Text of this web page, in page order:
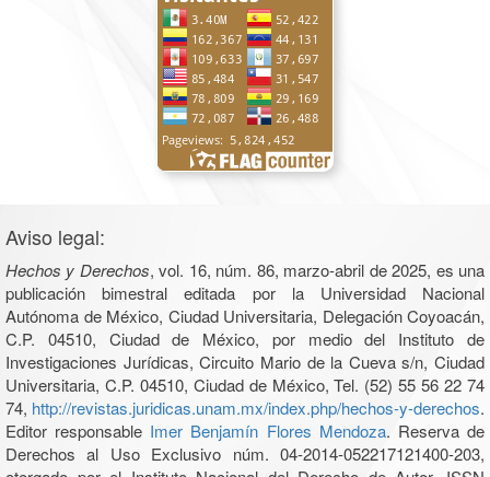
Aviso legal:
Hechos y Derechos, vol. 16, núm. 86, marzo-abril de 2025, es una
publicación bimestral editada por la Universidad Nacional
Autónoma de México, Ciudad Universitaria, Delegación Coyoacán,
C.P. 04510, Ciudad de México, por medio del Instituto de
Investigaciones Jurídicas, Circuito Mario de la Cueva s/n, Ciudad
Universitaria, C.P. 04510, Ciudad de México, Tel. (52) 55 56 22 74
74, http://revistas.juridicas.unam.mx/index.php/hechos-y-derechos.
Editor responsable Imer Benjamín Flores Mendoza. Reserva de
Derechos al Uso Exclusivo núm. 04-2014-052217121400-203,